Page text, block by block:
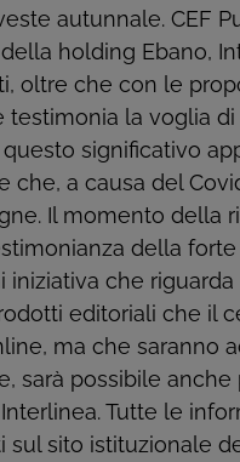
autunnale. CEF
holding Ebano,
oltre che con le
testimonia la voglia
significativo
che, a causa del
Il momento della
della
iniziativa che
editoriali che il
ma che saranno
sarà possibile
Tutte le
sul sito istituzionale